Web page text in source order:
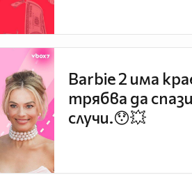
Barbie 2 има
трябва да
случи.😯💥